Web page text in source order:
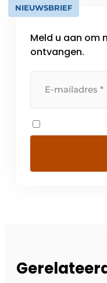
NIEUWSBRIEF
Meld u aan om
ontvangen.